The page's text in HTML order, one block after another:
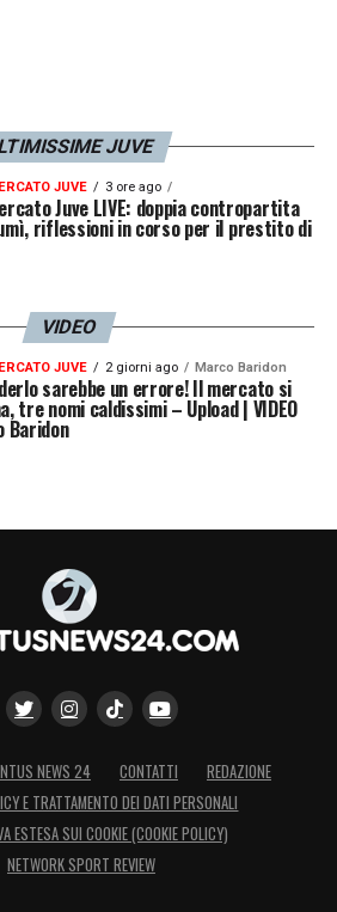
JUVE
JUVE 3 ore ago
Juve LIVE: doppia contropartita
riflessioni in corso per il prestito di
VIDEO
JUVE 2 giorni ago Marco Baridon
sarebbe un errore! Il mercato si
tre nomi caldissimi – Upload | VIDEO
Baridon
NEWS 24 CONTATTI
REDAZIONE
E TRATTAMENTO DEI DATI PERSONALI
ESTESA SUI COOKIE (COOKIE POLICY)
NETWORK SPORT REVIEW